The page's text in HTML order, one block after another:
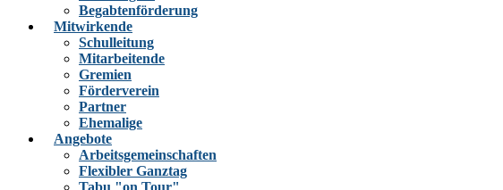
Begabtenförderung
Mitwirkende
Schulleitung
Mitarbeitende
Gremien
Förderverein
Partner
Ehemalige
Angebote
Arbeitsgemeinschaften
Flexibler Ganztag
Tabu "on Tour"